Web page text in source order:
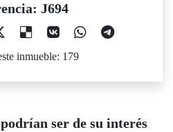
J694
inmueble: 179
ser de su interés